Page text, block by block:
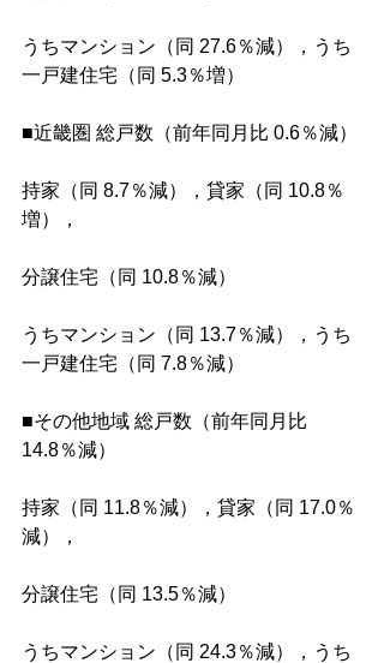
うちマンション（同 27.6％減），うち
一戸建住宅（同 5.3％増）
■近畿圏 総戸数（前年同月比 0.6％減）
持家（同 8.7％減），貸家（同 10.8％
増），
分譲住宅（同 10.8％減）
うちマンション（同 13.7％減），うち
一戸建住宅（同 7.8％減）
■その他地域 総戸数（前年同月比
14.8％減）
持家（同 11.8％減），貸家（同 17.0％
減），
分譲住宅（同 13.5％減）
うちマンション（同 24.3％減），うち